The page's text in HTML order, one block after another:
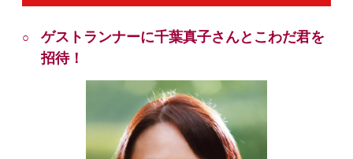
エントリー
コース&アクセス
Q&A | お問い合わせ
ゲストランナーに千葉真子さんとこわだ君を
招待！